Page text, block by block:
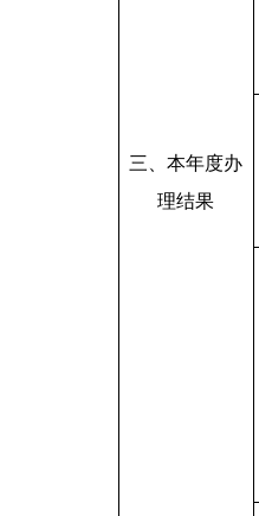
三、本年度办
理结果